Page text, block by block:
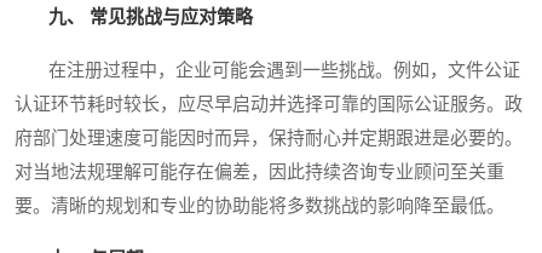
九、 常见挑战与应对策略
在注册过程中，企业可能会遇到一些挑战。例如，文件公证
认证环节耗时较长，应尽早启动并选择可靠的国际公证服务。政
府部门处理速度可能因时而异，保持耐心并定期跟进是必要的。
对当地法规理解可能存在偏差，因此持续咨询专业顾问至关重
要。清晰的规划和专业的协助能将多数挑战的影响降至最低。